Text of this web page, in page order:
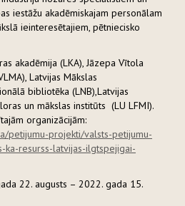
iestāžu akadēmiskajam personālam
ieinteresētajiem, pētniecisko
akadēmija (LKA), Jāzepa Vītola
Latvijas Mākslas
bibliotēka (LNB),Latvijas
un mākslas institūts (LU LFMI).
organizācijām:
petijumu-projekti/valsts-petijumu-
ka-resurss-latvijas-ilgtspejigai-
22. augusts – 2022. gada 15.